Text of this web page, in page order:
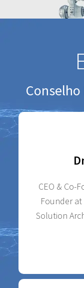
CEO & Co-
Founder at
Solution